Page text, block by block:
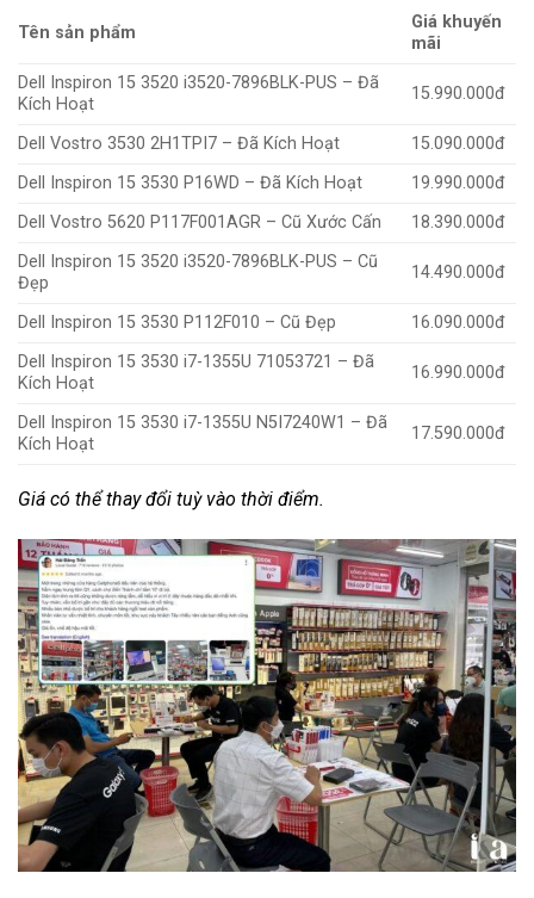
Tên sản phẩm
Giá khuyến
mãi
Dell Inspiron 15 3520 i3520-7896BLK-PUS – Đã
Kích Hoạt
15.990.000đ
Dell Vostro 3530 2H1TPI7 – Đã Kích Hoạt
15.090.000đ
Dell Inspiron 15 3530 P16WD – Đã Kích Hoạt
19.990.000đ
Dell Vostro 5620 P117F001AGR – Cũ Xước Cấn
18.390.000đ
Dell Inspiron 15 3520 i3520-7896BLK-PUS – Cũ
Đẹp
14.490.000đ
Dell Inspiron 15 3530 P112F010 – Cũ Đẹp
16.090.000đ
Dell Inspiron 15 3530 i7-1355U 71053721 – Đã
Kích Hoạt
16.990.000đ
Dell Inspiron 15 3530 i7-1355U N5I7240W1 – Đã
Kích Hoạt
17.590.000đ
Giá có thể thay đổi tuỳ vào thời điểm.